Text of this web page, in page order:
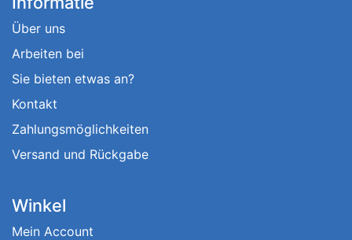
Über uns
Arbeiten bei
Sie bieten etwas an?
Kontakt
Zahlungsmöglichkeiten
Versand und Rückgabe
Winkel
Mein Account